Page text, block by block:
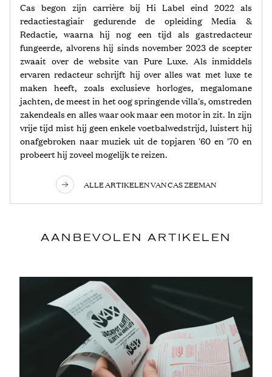
Cas begon zijn carrière bij Hi Label eind 2022 als
redactiestagiair gedurende de opleiding Media &
Redactie, waarna hij nog een tijd als gastredacteur
fungeerde, alvorens hij sinds november 2023 de scepter
zwaait over de website van Pure Luxe. Als inmiddels
ervaren redacteur schrijft hij over alles wat met luxe te
maken heeft, zoals exclusieve horloges, megalomane
jachten, de meest in het oog springende villa's, omstreden
zakendeals en alles waar ook maar een motor in zit. In zijn
vrije tijd mist hij geen enkele voetbalwedstrijd, luistert hij
onafgebroken naar muziek uit de topjaren '60 en '70 en
probeert hij zoveel mogelijk te reizen.
ALLE ARTIKELEN VAN CAS ZEEMAN
AANBEVOLEN ARTIKELEN